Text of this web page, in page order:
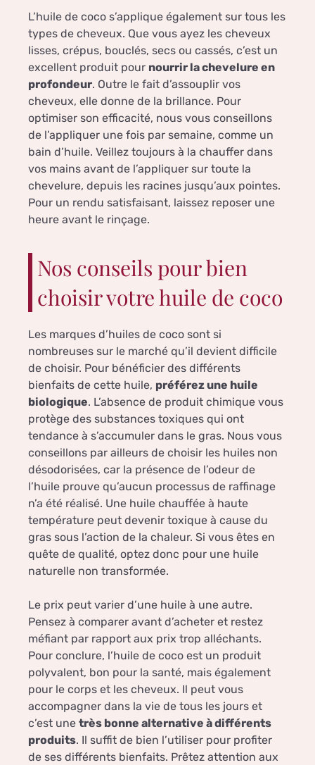
L’huile de coco s’applique également sur tous les
types de cheveux. Que vous ayez les cheveux
lisses, crépus, bouclés, secs ou cassés, c’est un
excellent produit pour nourrir la chevelure en
profondeur. Outre le fait d’assouplir vos
cheveux, elle donne de la brillance. Pour
optimiser son efficacité, nous vous conseillons
de l’appliquer une fois par semaine, comme un
bain d’huile. Veillez toujours à la chauffer dans
vos mains avant de l’appliquer sur toute la
chevelure, depuis les racines jusqu’aux pointes.
Pour un rendu satisfaisant, laissez reposer une
heure avant le rinçage.
Nos conseils pour bien
choisir votre huile de coco
Les marques d’huiles de coco sont si
nombreuses sur le marché qu’il devient difficile
de choisir. Pour bénéficier des différents
bienfaits de cette huile, préférez une huile
biologique. L’absence de produit chimique vous
protège des substances toxiques qui ont
tendance à s’accumuler dans le gras. Nous vous
conseillons par ailleurs de choisir les huiles non
désodorisées, car la présence de l’odeur de
l’huile prouve qu’aucun processus de raffinage
n’a été réalisé. Une huile chauffée à haute
température peut devenir toxique à cause du
gras sous l’action de la chaleur. Si vous êtes en
quête de qualité, optez donc pour une huile
naturelle non transformée.
Le prix peut varier d’une huile à une autre.
Pensez à comparer avant d’acheter et restez
méfiant par rapport aux prix trop alléchants.
Pour conclure, l’huile de coco est un produit
polyvalent, bon pour la santé, mais également
pour le corps et les cheveux. Il peut vous
accompagner dans la vie de tous les jours et
c’est une très bonne alternative à différents
produits. Il suffit de bien l’utiliser pour profiter
de ses différents bienfaits. Prêtez attention aux